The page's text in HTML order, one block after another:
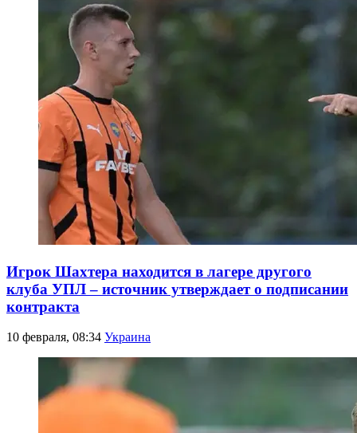
Игрок Шахтера находится в лагере другого
клуба УПЛ – источник утверждает о подписании
контракта
10 февраля, 08:34 Украина